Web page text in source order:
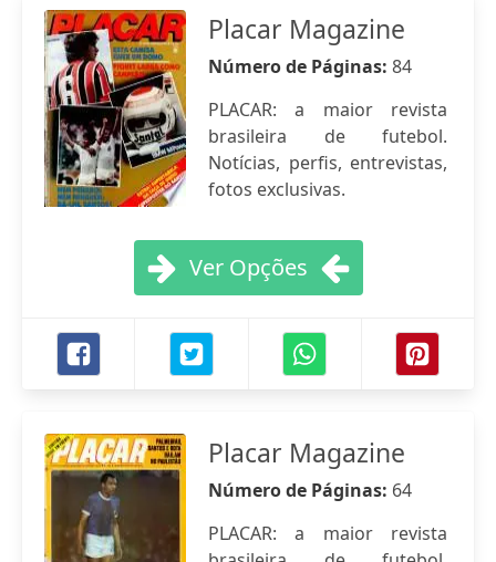
Placar Magazine
Número de Páginas: 84
PLACAR: a maior revista
brasileira de futebol.
Notícias, perfis, entrevistas,
fotos exclusivas.
Ver Opções
Placar Magazine
Número de Páginas: 64
PLACAR: a maior revista